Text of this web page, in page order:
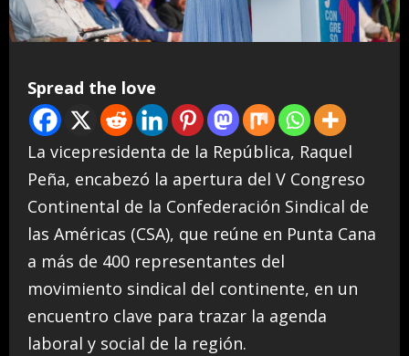
Spread the love
La vicepresidenta de la República, Raquel
Peña, encabezó la apertura del V Congreso
Continental de la Confederación Sindical de
las Américas (CSA), que reúne en Punta Cana
a más de 400 representantes del
movimiento sindical del continente, en un
encuentro clave para trazar la agenda
laboral y social de la región.